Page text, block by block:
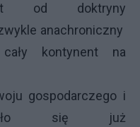
od doktryny
anachroniczny
cały kontynent na
gospodarczego i
się już